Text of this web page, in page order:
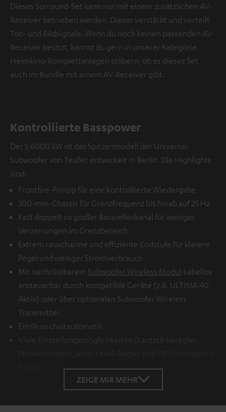
Dieses Surround-Set kann nur mit einem zusätzlichen AV-
Receiver betrieben werden. Dieser verstärkt und verteilt
Ton- und Bildsignale. Wenn du noch keinen passenden AV-
Receiver besitzt, kannst du gern in unserer Kategorie
Heimkino-Komplettanlagen stöbern, ob es dieses Set
auch im Bundle mit einem AV-Receiver gibt.
Kontrollierte Basspower
Der S 6000 SW ist das Spitzenmodell der Universal-
Subwoofer von Teufel: entwickelt in Berlin. Die Highlights
sind:
Frontfire-Prinzip für eine kontrollierte Wiedergabe
300-mm-Chassis für Grenzfrequenz bis hinab auf 25 Hz
Fast doppelt so großer Bassreflexkanal für weniger
Verzerrungen im Grenzbereich
Extrem rauscharme und effiziente Endstufe für klarere
Pegel und weniger Stromverbrauch
Mit nachrüstbarem Subwoofer Wireless Modul kabellos
ansteuerbar durch kompatible Geräte (z.B. ULTIMA 40
Aktiv) oder über optionalen Subwoofer Wireless
Transmitter
Ein/Ausschaltautomatik
Viele Einstellungsmöglichkeiten (Lautstärkeregler,
Geeignet für AV-Receiver mit und ohne THX-Lizenz
ZEIGE MIR MEHR